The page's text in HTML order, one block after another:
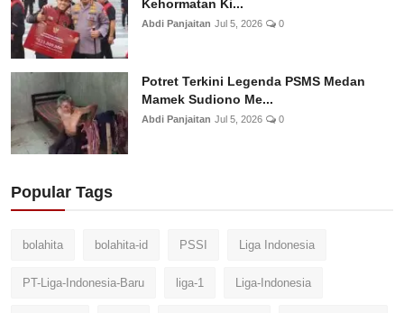
Kehormatan Ki...
Abdi Panjaitan Jul 5, 2026 0
Potret Terkini Legenda PSMS Medan
Mamek Sudiono Me...
Abdi Panjaitan Jul 5, 2026 0
Popular Tags
bolahita bolahita-id PSSI Liga Indonesia
PT-Liga-Indonesia-Baru liga-1 Liga-Indonesia